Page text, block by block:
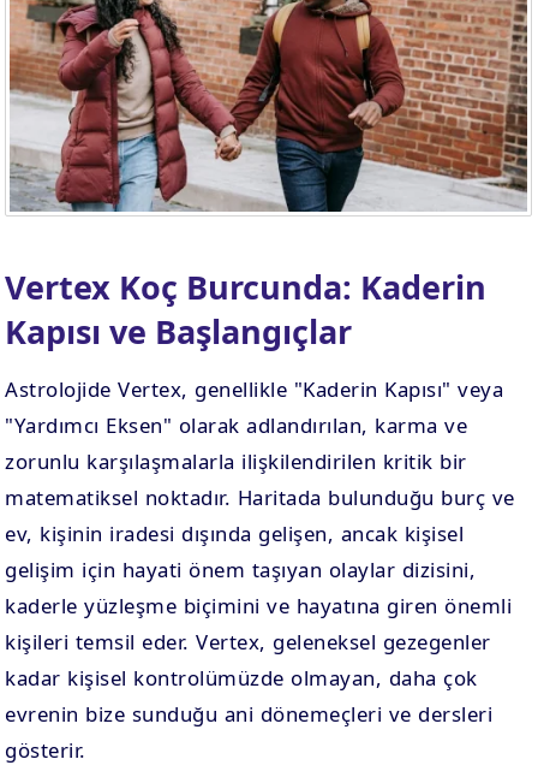
EV4. EV
10. EV
Vertex Koç Burcunda: Kaderin
Kapısı ve Başlangıçlar
Astrolojide Vertex, genellikle "Kaderin Kapısı" veya
"Yardımcı Eksen" olarak adlandırılan, karma ve
zorunlu karşılaşmalarla ilişkilendirilen kritik bir
matematiksel noktadır. Haritada bulunduğu burç ve
ev, kişinin iradesi dışında gelişen, ancak kişisel
gelişim için hayati önem taşıyan olaylar dizisini,
kaderle yüzleşme biçimini ve hayatına giren önemli
kişileri temsil eder. Vertex, geleneksel gezegenler
kadar kişisel kontrolümüzde olmayan, daha çok
evrenin bize sunduğu ani dönemeçleri ve dersleri
gösterir.